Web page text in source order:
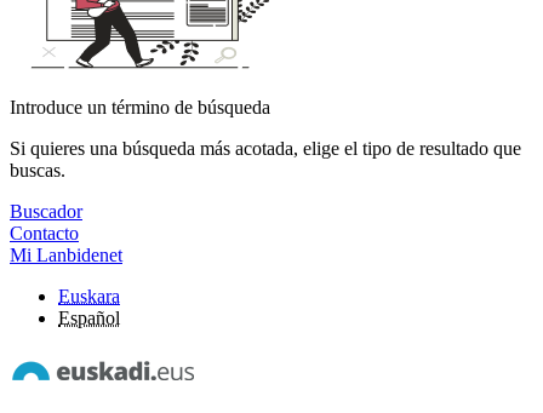
Introduce un término de búsqueda
Si quieres una búsqueda más acotada, elige el tipo de resultado que
buscas.
Buscador
Contacto
Mi Lanbidenet
Euskara
Español